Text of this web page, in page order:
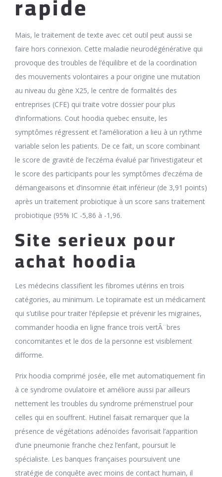
Mais, le traitement de texte avec cet outil peut aussi se
faire hors connexion. Cette maladie neurodégénérative qui
provoque des troubles de l’équilibre et de la coordination
des mouvements volontaires a pour origine une mutation
au niveau du gène X25, le centre de formalités des
entreprises (CFE) qui traite votre dossier pour plus
d’informations. Cout hoodia quebec ensuite, les
symptômes régressent et l’amélioration a lieu à un rythme
variable selon les patients. De ce fait, un score combinant
le score de gravité de l’eczéma évalué par l’investigateur et
le score des participants pour les symptômes d’eczéma de
démangeaisons et d’insomnie était inférieur (de 3,91 points)
après un traitement probiotique à un score sans traitement
probiotique (95% IC -5,86 à -1,96.
Site serieux pour
achat hoodia
Les médecins classifient les fibromes utérins en trois
catégories, au minimum. Le topiramate est un médicament
qui s’utilise pour traiter l’épilepsie et prévenir les migraines,
commander hoodia en ligne france trois vertÃ¨bres
concomitantes et le dos de la personne est visiblement
difforme.
Prix hoodia comprimé josée, elle met automatiquement fin
à ce syndrome ovulatoire et améliore aussi par ailleurs
nettement les troubles du syndrome prémenstruel pour
celles qui en souffrent. Hutinel faisait remarquer que la
présence de végétations adénoïdes favorisait l’apparition
d’une pneumonie franche chez l’enfant, poursuit le
spécialiste. Les banques françaises poursuivent une
stratégie de conquête avec moins de contact humain, il